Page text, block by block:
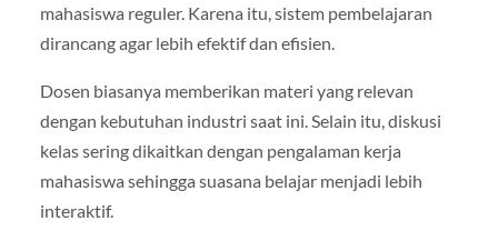
mahasiswa reguler. Karena itu, sistem pembelajaran
dirancang agar lebih efektif dan efisien.
Dosen biasanya memberikan materi yang relevan
dengan kebutuhan industri saat ini. Selain itu, diskusi
kelas sering dikaitkan dengan pengalaman kerja
mahasiswa sehingga suasana belajar menjadi lebih
interaktif.